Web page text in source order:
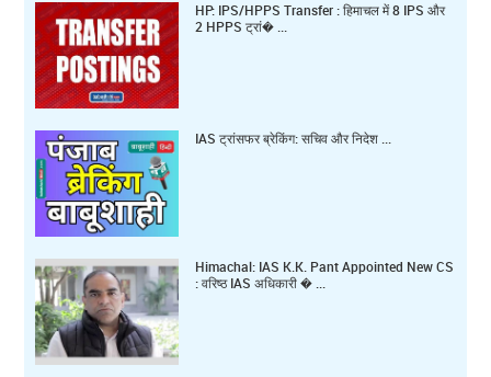
HP: IPS/HPPS Transfer : हिमाचल में 8 IPS और
2 HPPS ट्रां� ...
IAS ट्रांसफर ब्रेकिंग: सचिव और निदेश ...
Himachal: IAS K.K. Pant Appointed New CS
: वरिष्ठ IAS अधिकारी � ...